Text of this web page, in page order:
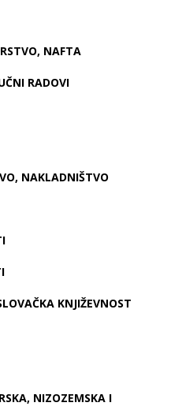
NAFTA
RADOVI
NAKLADNIŠTVO
KNJIŽEVNOST
NIZOZEMSKA I